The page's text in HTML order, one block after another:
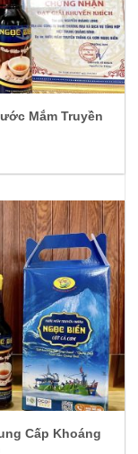
Mắm Truyền
Cấp Khoáng